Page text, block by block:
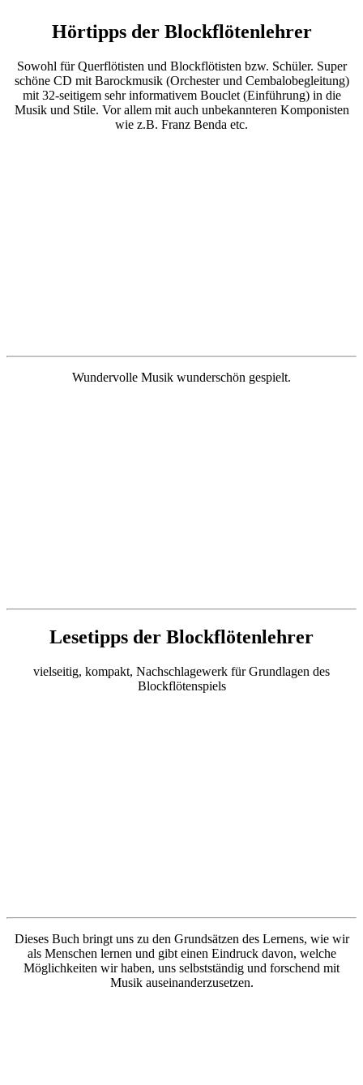
Hörtipps der Blockflötenlehrer
Sowohl für Querflötisten und Blockflötisten bzw. Schüler. Super
schöne CD mit Barockmusik (Orchester und Cembalobegleitung)
mit 32-seitigem sehr informativem Bouclet (Einführung) in die
Musik und Stile. Vor allem mit auch unbekannteren Komponisten
wie z.B. Franz Benda etc.
Wundervolle Musik wunderschön gespielt.
Lesetipps der Blockflötenlehrer
vielseitig, kompakt, Nachschlagewerk für Grundlagen des
Blockflötenspiels
Dieses Buch bringt uns zu den Grundsätzen des Lernens, wie wir
als Menschen lernen und gibt einen Eindruck davon, welche
Möglichkeiten wir haben, uns selbstständig und forschend mit
Musik auseinanderzusetzen.